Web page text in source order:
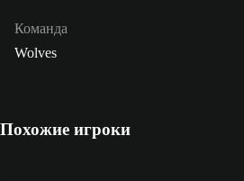
Команда
Wolves
Похожие игроки